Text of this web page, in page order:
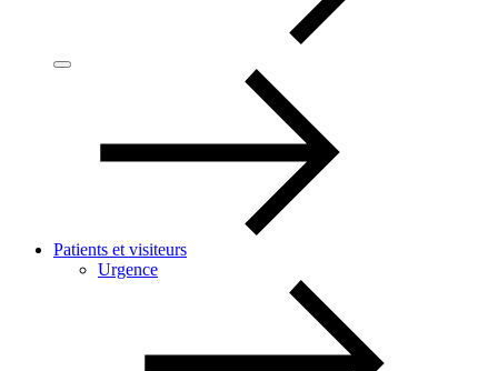
Patients et visiteurs
Urgence